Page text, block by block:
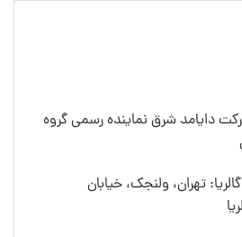
دایامد شرق نماینده رسمی گروه
تهران، ولنجک، خیابان